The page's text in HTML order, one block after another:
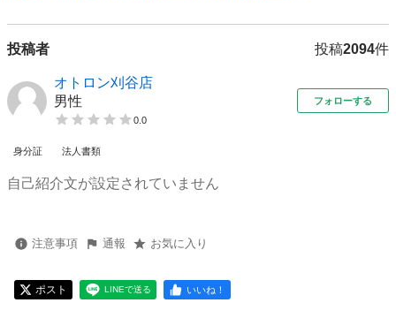
投稿者 投稿2094件
オトロン刈谷店
男性
0.0
フォローする
身分証 法人書類
自己紹介文が設定されていません
注意事項 通報 お気に入り
ポスト LINEで送る いいね！